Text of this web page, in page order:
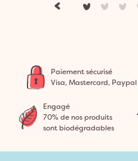
Paiement sécurisé
Visa, Mastercard, Paypal
Engagé
70% de nos produits
sont biodégradables